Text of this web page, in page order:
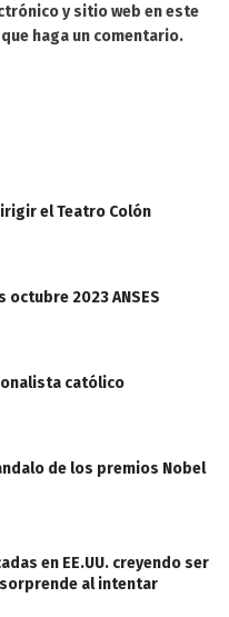
y sitio web en este
haga un comentario.
el Teatro Colón
octubre 2023 ANSES
católico
de los premios Nobel
en EE.UU. creyendo ser
al intentar